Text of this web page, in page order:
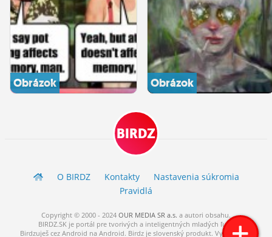
Obrázok Obrázok
BIRDZ
O BIRDZ Kontakty
Nastavenia súkromia
Pravidlá
Copyright © 2000 - 2024 OUR MEDIA SR a.s. a autori obsahu.
BIRDZ.SK je portál pre tvorivých a inteligentných mladých ľudí.
Birdzuješ cez Android na Android. Birdz je slovenský produkt. Vytvorené s